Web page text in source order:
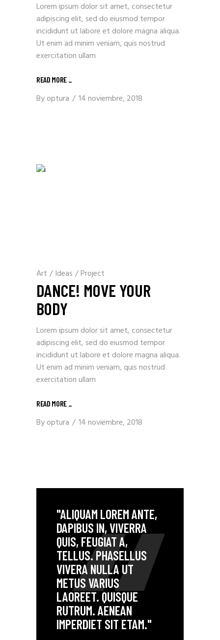
Lorem ipsum dolor sit amet, consectetur
adipiscing elit, sed do eiusmod tempor
incididunt ut labore et dolore magna aliqua.
Ut enim ad minim veniam, quis nostrud
exercitation ullam
READ MORE _
Byoptura 14 noviembre, 2018
Art / Ideas /Project
DANCE! MOVE YOUR
BODY
Lorem ipsum dolor sit amet, consectetur
adipiscing elit, sed do eiusmod tempor
incididunt ut labore et dolore magna aliqua.
Ut enim ad minim veniam, quis nostrud
exercitation ullam
READ MORE _
Byoptura 14 noviembre, 2018
"ALIQUAM LOREM ANTE,
DAPIBUS IN, VIVERRA
QUIS, FEUGIAT A,
TELLUS. PHASELLUS
VIVERA NULLA UT
METUS VARIUS
LAOREET. QUISQUE
RUTRUM. AENEAN
IMPERDIET SIT ETAM."